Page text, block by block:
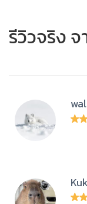
รีวิวจริง
Kuk